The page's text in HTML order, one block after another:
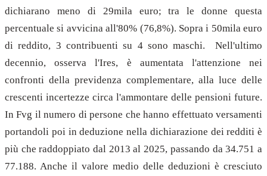
dichiarano meno di 29mila euro; tra le donne questa
percentuale si avvicina all'80% (76,8%). Sopra i 50mila euro
di reddito, 3 contribuenti su 4 sono maschi. Nell'ultimo
decennio, osserva l'Ires, è aumentata l'attenzione nei
confronti della previdenza complementare, alla luce delle
crescenti incertezze circa l'ammontare delle pensioni future.
In Fvg il numero di persone che hanno effettuato versamenti
portandoli poi in deduzione nella dichiarazione dei redditi è
più che raddoppiato dal 2013 al 2025, passando da 34.751 a
77.188. Anche il valore medio delle deduzioni è cresciuto